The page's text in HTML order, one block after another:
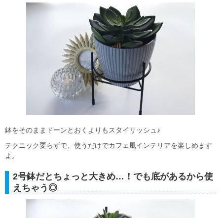
鉢をそのままドーンとおくよりもスタイリッシュ♪
テクニック要らずで、使うだけでカフェ風インテリアを楽しめます
よ。
2号鉢だとちょっと大きめ…！でも底があるから使
えちゃう◎